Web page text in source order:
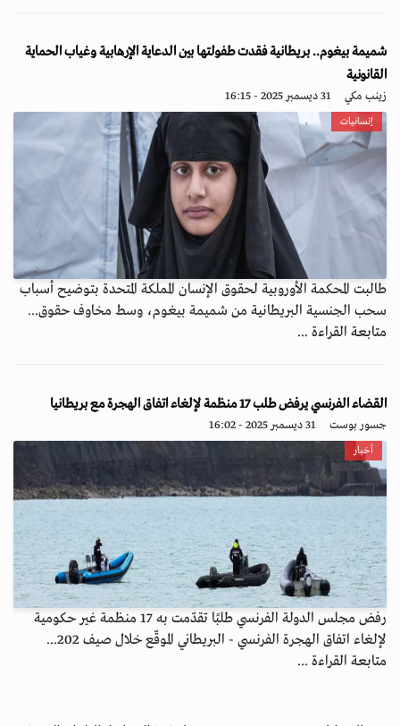
شميمة بيغوم.. بريطانية فقدت طفولتها بين الدعاية الإرهابية وغياب الحماية
القانونية
زينب مكي 31 ديسمبر 2025 - 16:15
إنسانيات
طالبت المحكمة الأوروبية لحقوق الإنسان المملكة المتحدة بتوضيح أسباب
سحب الجنسية البريطانية من شميمة بيغوم، وسط مخاوف حقوق...
متابعة القراءة ...
القضاء الفرنسي يرفض طلب 17 منظمة لإلغاء اتفاق الهجرة مع بريطانيا
جسور بوست 31 ديسمبر 2025 - 16:02
أخبار
رفض مجلس الدولة الفرنسي طلبًا تقدّمت به 17 منظمة غير حكومية
لإلغاء اتفاق الهجرة الفرنسي - البريطاني الموقّع خلال صيف 202...
متابعة القراءة ...